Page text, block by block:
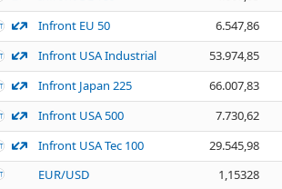
Infront EU 50
6.547,86
Infront USA Industrial
53.974,85
Infront Japan 225
66.007,83
Infront USA 500
7.730,62
Infront USA Tec 100
29.545,98
EUR/USD
1,15328